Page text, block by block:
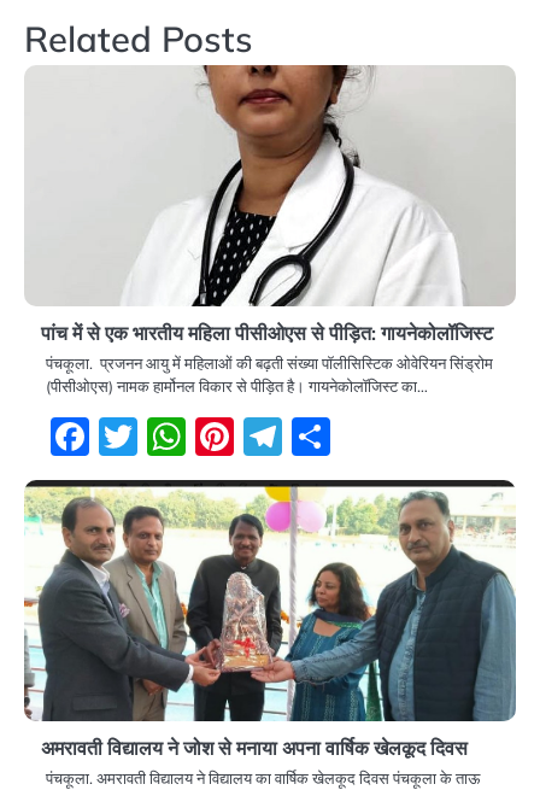
Related Posts
पांच में से एक भारतीय महिला पीसीओएस से पीड़ित: गायनेकोलॉजिस्ट
पंचकूला. प्रजनन आयु में महिलाओं की बढ़ती संख्या पॉलीसिस्टिक ओवेरियन सिंड्रोम
(पीसीओएस) नामक हार्मोनल विकार से पीड़ित है। गायनेकोलॉजिस्ट का…
Facebook
Twitter
WhatsApp
Pinterest
Telegram
अमरावती विद्यालय ने जोश से मनाया अपना वार्षिक खेलकूद दिवस
पंचकूला. अमरावती विद्यालय ने विद्यालय का वार्षिक खेलकूद दिवस पंचकूला के ताऊ